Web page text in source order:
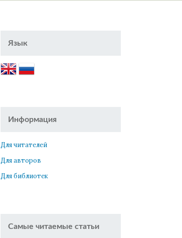
Язык
Информация
Для читателей
Для авторов
Для библиотек
Самые читаемые статьи